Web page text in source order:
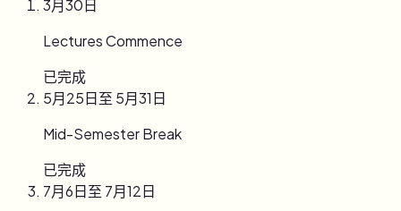
3月30日
Lectures Commence
已完成
5月25日至 5月31日
Mid-Semester Break
已完成
7月6日至 7月12日